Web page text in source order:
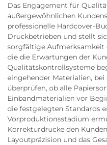
Das Engagement für
außergewöhnlichen
professionelle Hardcover-
Druckbetrieben und stellt
sorgfältige Aufmerksamkeit
die die Erwartungen der
Qualitätskontrollsysteme
eingehender Materialien,
überprüfen, ob alle
Einbandmaterialien vor
die festgelegten Standards
Vorproduktionsstadium
Korrekturdrucke den
Layoutpräzision und das